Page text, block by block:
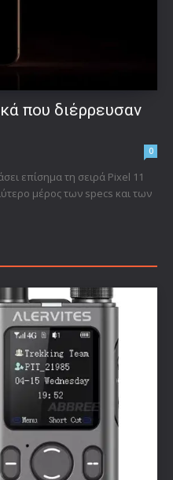
που διέρρευσαν
0
επίσημα τη σειρά Pixel 11
μέρος των specs και των